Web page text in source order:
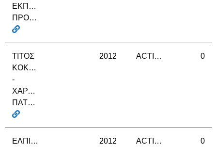
ΕΚΠΑΙΔΕΥΤΙΚΑ
ΠΡΟΓΡΑΜΜΑΤΑ
ΤΙΤΟΣ
ΚΟΚΟΛΑΚΗΣ
-
ΧΑΡΑΛΑΜΠΟΣ
ΠΑΤΡΙΚΑΛΑΚΗΣ
2012 ACTIVE 0
ΕΛΠΙΔΑ
2012 ACTIVE 0